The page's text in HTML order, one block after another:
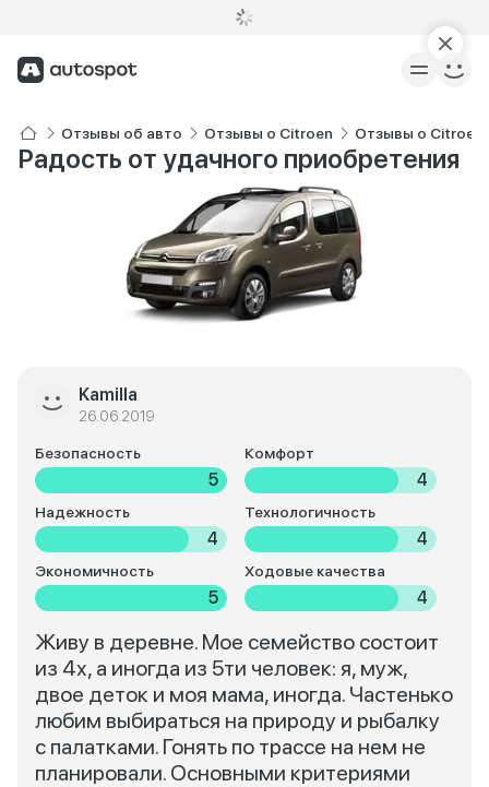
Отзывы об авто Отзывы о Citroen Отзывы о Citroen
Радость от удачного приобретения
Kamilla
26.06.2019
Безопасность
5
Комфорт
4
Надежность
4
Технологичность
4
Экономичность
5
Ходовые качества
4
Живу в деревне. Мое семейство состоит
из 4х, а иногда из 5ти человек: я, муж,
двое деток и моя мама, иногда. Частенько
любим выбираться на природу и рыбалку
с палатками. Гонять по трассе на нем не
планировали. Основными критериями